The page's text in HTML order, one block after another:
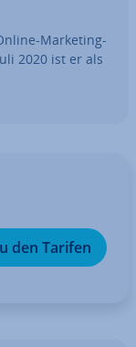
Marketing-
2020 ist er als
den Tarifen